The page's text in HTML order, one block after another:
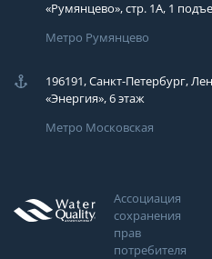
«Румянцево», стр. 1А, 1
Метро Румянцево
196191, Санкт-Петербург,
«Энергия», 6 этаж
Метро Московская
Ассоциация
сохранения
прав
потребителя